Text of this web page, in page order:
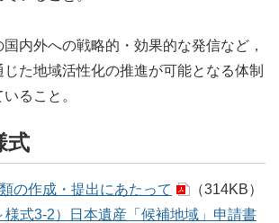
国内外への戦略的・効果的な発信など，
じた地域活性化の推進が可能となる体制
ること。
式
類の作成・提出にあたって
（314KB）
様式3-2）日本遺産「候補地域」申請書